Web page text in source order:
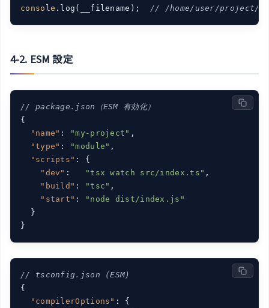
console .log(__filename); // /home/user/project/
4-2. ESM 設定
// package.json（ESM 有効化）
{
"name" : "my-project" ,
"type" : "module" ,
"scripts" : {
"dev" : "tsx watch src/index.ts" ,
"build" : "tsc" ,
"start" :
"node dist/index.js"
  }
// tsconfig.json (ESM)
{
"compilerOptions" : {